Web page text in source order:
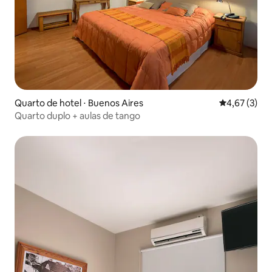
Quarto de hotel ⋅ Buenos Aires 4,67 de
4,67 (3)
Quarto duplo + aulas de tango